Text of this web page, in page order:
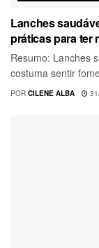
Lanches
práticas para ter
Resumo: Lanches
costuma sentir
POR CILENE ALBA